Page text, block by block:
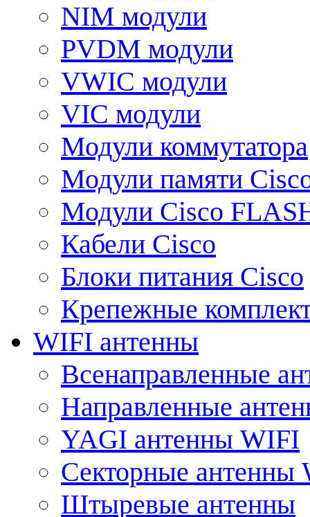
NIM модули
PVDM модули
VWIC модули
VIC модули
Модули коммутатора
Модули памяти
Модули Cisco
Кабели Cisco
Блоки питания Cisco
Крепежные
WIFI антенны
Всенаправленные
Направленные
YAGI антенны WIFI
Секторные антенны
Штыревые антенны